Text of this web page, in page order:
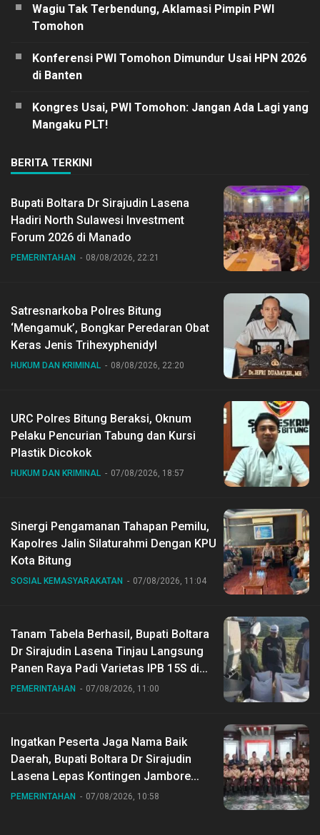
Wagiu Tak Terbendung, Aklamasi Pimpin PWI
Tomohon
Konferensi PWI Tomohon Dimundur Usai HPN 2026
di Banten
Kongres Usai, PWI Tomohon: Jangan Ada Lagi yang
Mangaku PLT!
BERITA TERKINI
Bupati Boltara Dr Sirajudin Lasena
Hadiri North Sulawesi Investment
Forum 2026 di Manado
PEMERINTAHAN 08/08/2026, 22:21
Satresnarkoba Polres Bitung
‘Mengamuk’, Bongkar Peredaran Obat
Keras Jenis Trihexyphenidyl
HUKUM DAN KRIMINAL 08/08/2026, 22:20
URC Polres Bitung Beraksi, Oknum
Pelaku Pencurian Tabung dan Kursi
Plastik Dicokok
HUKUM DAN KRIMINAL 07/08/2026, 18:57
Sinergi Pengamanan Tahapan Pemilu,
Kapolres Jalin Silaturahmi Dengan KPU
Kota Bitung
SOSIAL KEMASYARAKATAN 07/08/2026, 11:04
Tanam Tabela Berhasil, Bupati Boltara
Dr Sirajudin Lasena Tinjau Langsung
Panen Raya Padi Varietas IPB 15S di
Desa Gihang
PEMERINTAHAN 07/08/2026, 11:00
Ingatkan Peserta Jaga Nama Baik
Daerah, Bupati Boltara Dr Sirajudin
Lasena Lepas Kontingen Jambore
Nasional ke XII di Buperta Cibubur
PEMERINTAHAN 07/08/2026, 10:58